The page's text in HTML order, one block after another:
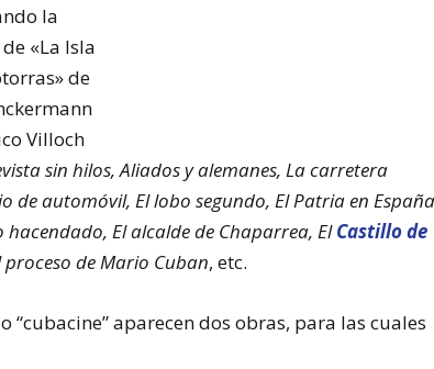
la
«La Isla
de
Villoch
sin hilos, Aliados y alemanes, La carretera
de automóvil, El lobo segundo, El Patria en
hacendado, El alcalde de Chaparrea, ElCastillo de
de Mario Cuban, etc.
aparecen dos obras, para las cuales